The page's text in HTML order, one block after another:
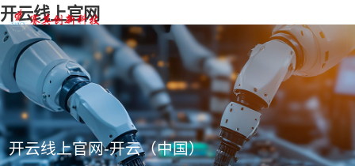
开云线上官网
开云线上官网-开云（中国）